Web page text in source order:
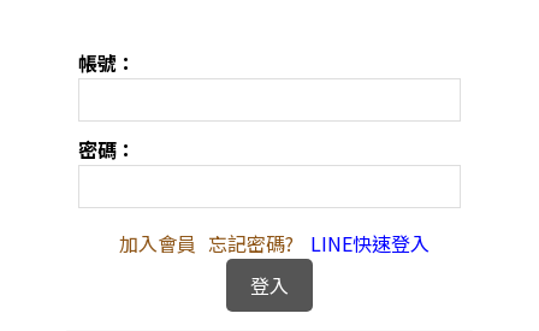
帳號：
密碼：
加入會員 忘記密碼? LINE快速登入